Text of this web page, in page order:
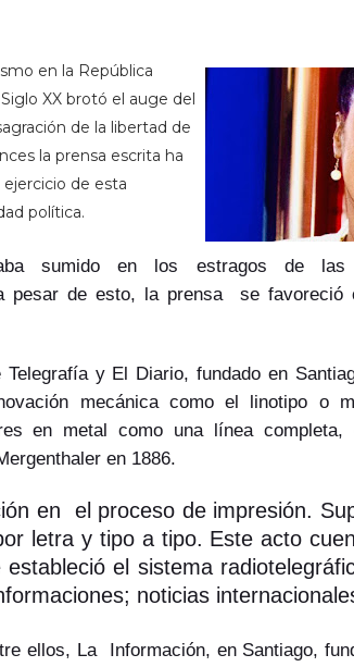
en la República
XX brotó el auge del
de la libertad de
la prensa escrita ha
de esta
política.
sumido en los estragos de las
pesar de esto, la prensa se favoreció
y El Diario, fundado en
mecánica como el linotipo o
en metal como una línea
en 1886.
en el proceso de impresión.
letra y tipo a tipo. Este acto
el sistema
noticias
ellos, La Información, en Santiago,